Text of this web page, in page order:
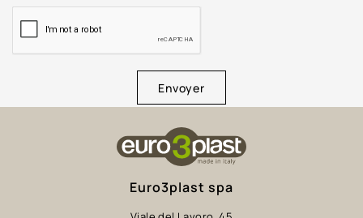
Envoyer
Euro3plast spa